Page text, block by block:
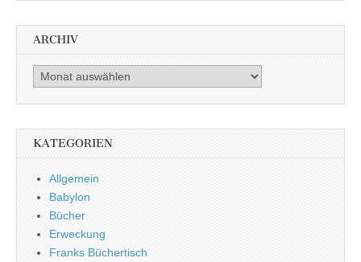
ARCHIV
Archiv
KATEGORIEN
Allgemein
Babylon
Bücher
Erweckung
Franks Büchertisch